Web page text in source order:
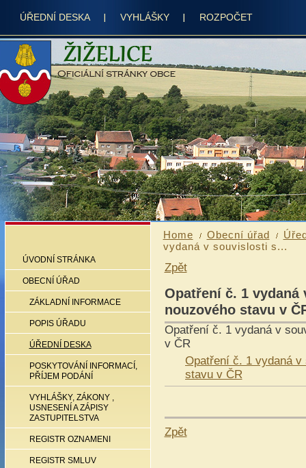
ÚŘEDNÍ DESKA VYHLÁŠKY ROZPOČET
ÚVODNÍ STRÁNKA
OBECNÍ ÚŘAD
ZÁKLADNÍ INFORMACE
POPIS ÚŘADU
ÚŘEDNÍ DESKA
POSKYTOVÁNÍ INFORMACÍ,
PŘÍJEM PODÁNÍ
VYHLÁŠKY, ZÁKONY ,
USNESENÍ A ZÁPISY
ZASTUPITELSTVA
REGISTR OZNAMENI
REGISTR SMLUV
Home Obecní úřad
vydaná v souvislosti s...
Zpět
Opatření č. 1
nouzového stavu v
Opatření č. 1 vydaná v
v ČR
Opatření č. 1 vydaná
stavu v ČR
Zpět